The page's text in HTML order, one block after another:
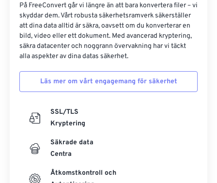
På FreeConvert går vi längre än att bara konvertera filer – vi
skyddar dem. Vårt robusta säkerhetsramverk säkerställer
att dina data alltid är säkra, oavsett om du konverterar en
bild, video eller ett dokument. Med avancerad kryptering,
säkra datacenter och noggrann övervakning har vi täckt
alla aspekter av dina datas säkerhet.
Läs mer om vårt engagemang för säkerhet
SSL/TLS
Kryptering
Säkrade data
Centra
Åtkomstkontroll och